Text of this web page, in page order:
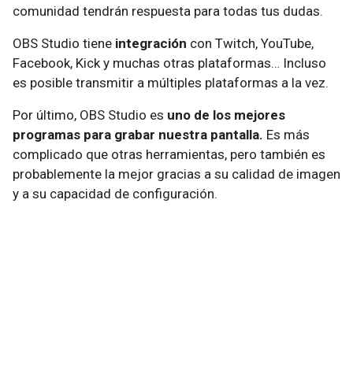
comunidad tendrán respuesta para todas tus dudas.
OBS Studio tiene integración con Twitch, YouTube,
Facebook, Kick y muchas otras plataformas… Incluso
es posible transmitir a múltiples plataformas a la vez.
Por último, OBS Studio es uno de los mejores
programas para grabar nuestra pantalla. Es más
complicado que otras herramientas, pero también es
probablemente la mejor gracias a su calidad de imagen
y a su capacidad de configuración.